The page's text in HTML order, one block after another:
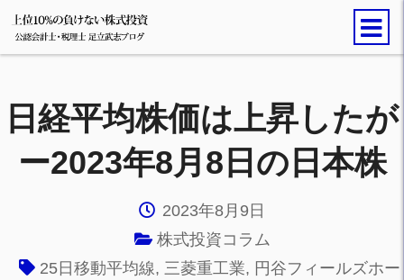
日経平均株価は上昇したが
ー2023年8月8日の日本株
2023年8月9日
株式投資コラム
25日移動平均線,三菱重工業, 円谷フィールズホー